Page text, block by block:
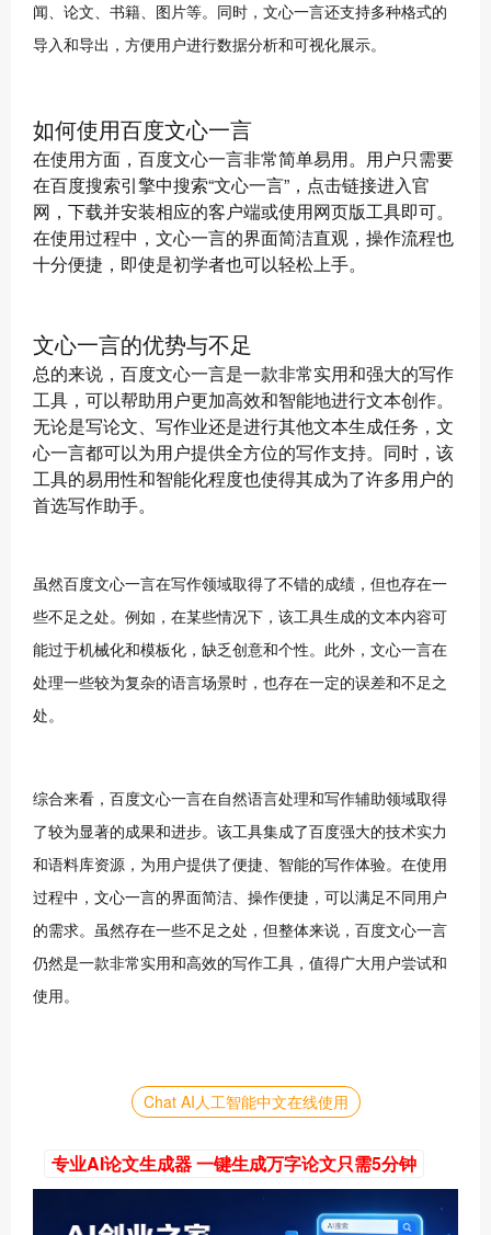
闻、论文、书籍、图片等。同时，文心一言还支持多种格式的
导入和导出，方便用户进行数据分析和可视化展示。
如何使用百度文心一言
在使用方面，百度文心一言非常简单易用。用户只需要
在百度搜索引擎中搜索“文心一言”，点击链接进入官
网，下载并安装相应的客户端或使用网页版工具即可。
在使用过程中，文心一言的界面简洁直观，操作流程也
十分便捷，即使是初学者也可以轻松上手。
文心一言的优势与不足
总的来说，百度文心一言是一款非常实用和强大的写作
工具，可以帮助用户更加高效和智能地进行文本创作。
无论是写论文、写作业还是进行其他文本生成任务，文
心一言都可以为用户提供全方位的写作支持。同时，该
工具的易用性和智能化程度也使得其成为了许多用户的
首选写作助手。
虽然百度文心一言在写作领域取得了不错的成绩，但也存在一
些不足之处。例如，在某些情况下，该工具生成的文本内容可
能过于机械化和模板化，缺乏创意和个性。此外，文心一言在
处理一些较为复杂的语言场景时，也存在一定的误差和不足之
处。
综合来看，百度文心一言在自然语言处理和写作辅助领域取得
了较为显著的成果和进步。该工具集成了百度强大的技术实力
和语料库资源，为用户提供了便捷、智能的写作体验。在使用
过程中，文心一言的界面简洁、操作便捷，可以满足不同用户
的需求。虽然存在一些不足之处，但整体来说，百度文心一言
仍然是一款非常实用和高效的写作工具，值得广大用户尝试和
使用。
Chat AI人工智能中文在线使用
专业AI论文生成器 一键生成万字论文只需5分钟